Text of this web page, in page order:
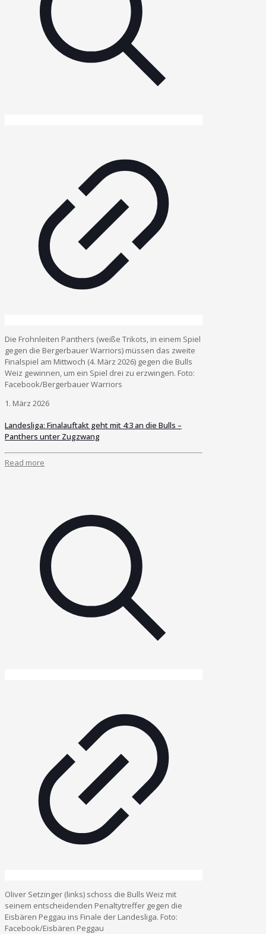
Die Frohnleiten Panthers (weiße Trikots, in einem Spiel
gegen die Bergerbauer Warriors) müssen das zweite
Finalspiel am Mittwoch (4. März 2026) gegen die Bulls
Weiz gewinnen, um ein Spiel drei zu erzwingen. Foto:
Facebook/Bergerbauer Warriors
1. März 2026
Landesliga: Finalauftakt geht mit 4:3 an die Bulls –
Panthers unter Zugzwang
Read more
Oliver Setzinger (links) schoss die Bulls Weiz mit
seinem entscheidenden Penaltytreffer gegen die
Eisbären Peggau ins Finale der Landesliga. Foto:
Facebook/Eisbären Peggau